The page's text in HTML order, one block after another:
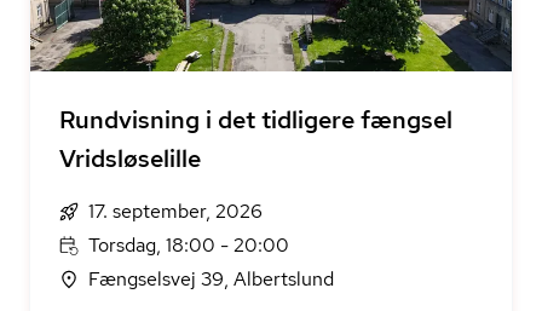
Rundvisning i det tidligere fængsel
Vridsløselille
17. september, 2026
Torsdag, 18:00 - 20:00
Fængselsvej 39, Albertslund